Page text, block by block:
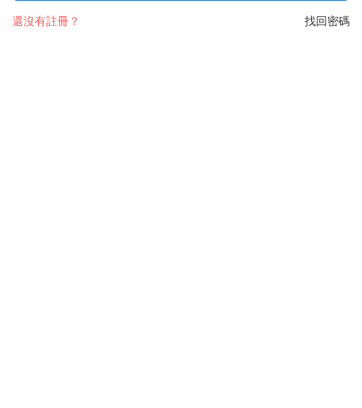
找回密碼
還沒有註冊？